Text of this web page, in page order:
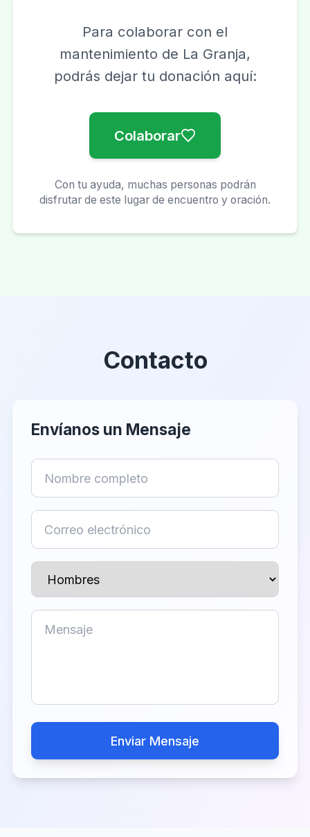
Para colaborar con el
mantenimiento de La Granja,
podrás dejar tu donación aquí:
Colaborar
Con tu ayuda, muchas personas podrán
disfrutar de este lugar de encuentro y oración.
Contacto
Envíanos un Mensaje
Enviar Mensaje